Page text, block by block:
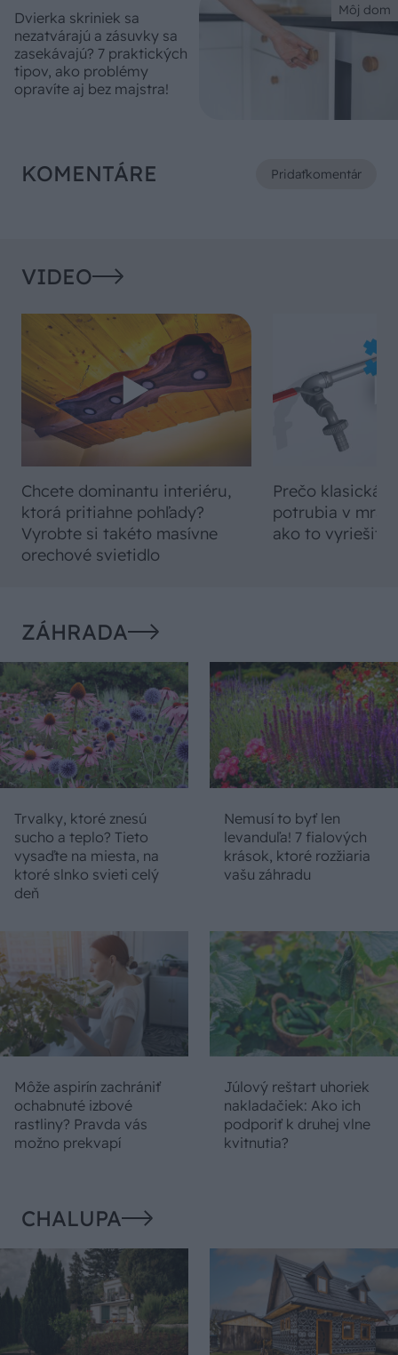
Môj dom
Dvierka skriniek sa
nezatvárajú a zásuvky sa
zasekávajú? 7 praktických
tipov, ako problémy
opravíte aj bez majstra!
KOMENTÁRE Pridaťkomentár
VIDEO
Chcete dominantu interiéru,
ktorá pritiahne pohľady?
Vyrobte si takéto masívne
orechové svietidlo
Prečo klasická
potrubia v
ako to vyriešiť
ZÁHRADA
Trvalky, ktoré znesú
sucho a teplo? Tieto
vysaďte na miesta, na
ktoré slnko svieti celý
deň
Nemusí to byť len
levanduľa! 7 fialových
krások, ktoré rozžiaria
vašu záhradu
Môže aspirín zachrániť
ochabnuté izbové
rastliny? Pravda vás
možno prekvapí
Júlový reštart uhoriek
nakladačiek: Ako ich
podporiť k druhej vlne
kvitnutia?
CHALUPA